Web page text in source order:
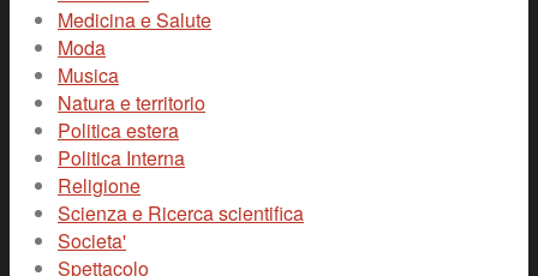
Medicina e Salute
Moda
Musica
Natura e territorio
Politica estera
Politica Interna
Religione
Scienza e Ricerca scientifica
Societa'
Spettacolo